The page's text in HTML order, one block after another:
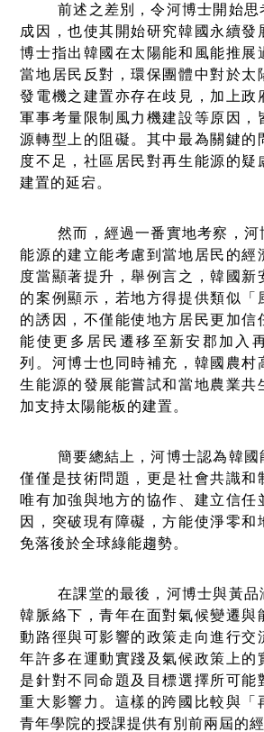
前述之差別，令河博士開始思
成因，也使其開始研究韓國永續發
博士指出韓國在太陽能和風能推展
當地居民反對，環保團體中對於太
發電機之建置亦存在歧見，加上政
軍事考量限制風力機建設等原因，
源轉型上的阻礙。其中最為關鍵的
度不足，社區居民對再生能源的疑
建置的延宕。
然而，經過一番實地考察，河
能源的建立能考慮到當地居民的經
度當顯著提升，舉例言之，韓國新
的案例顯示，若地方得提供類似「
的誘因，不僅能使地方居民更加信
能使更多居民遷移至新安郡加入
列。河博士也同時補充，韓國農村
生能源的發展能嘗試和當地農業共
加支持太陽能板的建置。
簡要總結上，河博士認為韓國
僅僅是技術問題，更是社會共識和
唯有加強與地方的協作、建立信任
因，突破現有障礙，方能使淨零和
免落後於全球綠能趨勢。
在課堂的最後，河博士與黃品
韓脈絡下，青年在面對氣候變遷與
動路徑與可影響的政策走向進行交
年許多在運動實踐及氣候政策上的
是針對不同命題及目標選擇所可能
重大影響力。這樣的跨國比較與「
青年學院的授課提供有別前兩屆的經